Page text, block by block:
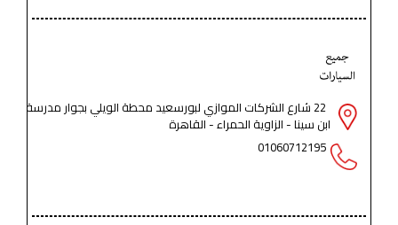
22 شارع الشركات الموازي لبورسعيد محطة الويلي بجوار مدرسة
ابن سينا - الزاوية الحمراء - القاهرة
01060712195